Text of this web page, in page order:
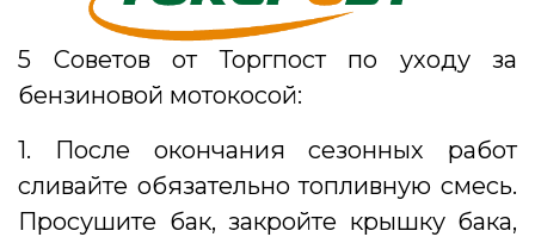
5 Советов от Торгпост по уходу за
бензиновой мотокосой:
1. После окончания сезонных работ
сливайте обязательно топливную смесь.
Просушите бак, закройте крышку бака,